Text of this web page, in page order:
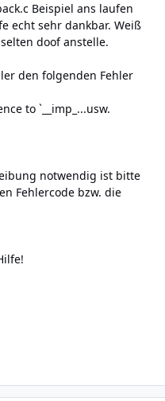
Beispiel ans laufen
echt sehr dankbar. Weiß
doof anstelle.
den folgenden Fehler
to `__imp_...usw.
notwendig ist bitte
Fehlercode bzw. die